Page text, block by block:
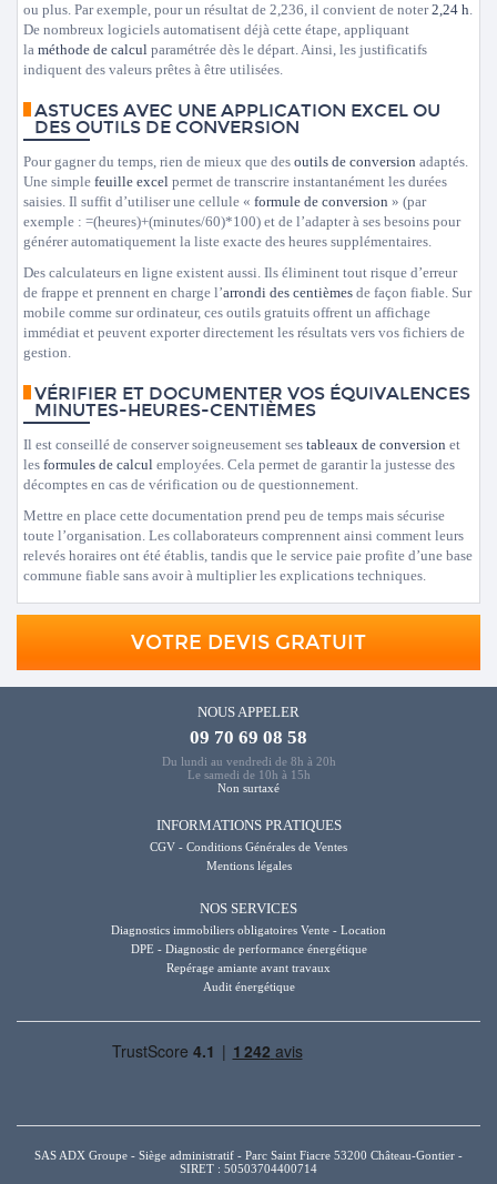
ou plus. Par exemple, pour un résultat de 2,236, il convient de noter2,24 h.
De nombreux logiciels automatisent déjà cette étape, appliquant
la méthode de calcul paramétrée dès le départ. Ainsi, les justificatifs
indiquent des valeurs prêtes à être utilisées.
ASTUCES AVEC UNE APPLICATION EXCEL OU
DES OUTILS DE CONVERSION
Pour gagner du temps, rien de mieux que des outils de conversion adaptés.
Une simple feuille excel permet de transcrire instantanément les durées
saisies. Il suffit d’utiliser une cellule « formule de conversion » (par
exemple : =(heures)+(minutes/60)*100) et de l’adapter à ses besoins pour
générer automatiquement la liste exacte des heures supplémentaires.
Des calculateurs en ligne existent aussi. Ils éliminent tout risque d’erreur
de frappe et prennent en charge l’arrondi des centièmes de façon fiable. Sur
mobile comme sur ordinateur, ces outils gratuits offrent un affichage
immédiat et peuvent exporter directement les résultats vers vos fichiers de
gestion.
VÉRIFIER ET DOCUMENTER VOS ÉQUIVALENCES
MINUTES-HEURES-CENTIÈMES
Il est conseillé de conserver soigneusement ses tableaux de conversion et
les formules de calcul employées. Cela permet de garantir la justesse des
décomptes en cas de vérification ou de questionnement.
Mettre en place cette documentation prend peu de temps mais sécurise
toute l’organisation. Les collaborateurs comprennent ainsi comment leurs
relevés horaires ont été établis, tandis que le service paie profite d’une base
commune fiable sans avoir à multiplier les explications techniques.
VOTRE DEVIS GRATUIT
NOUS APPELER
09 70 69 08 58
Du lundi au vendredi de 8h à 20h
Le samedi de 10h à 15h
Non surtaxé
INFORMATIONS PRATIQUES
CGV - Conditions Générales de Ventes
Mentions légales
NOS SERVICES
Diagnostics immobiliers obligatoires Vente - Location
DPE - Diagnostic de performance énergétique
Repérage amiante avant travaux
Audit énergétique
SAS ADX Groupe - Siège administratif - Parc Saint Fiacre 53200 Château-Gontier -
SIRET : 50503704400714